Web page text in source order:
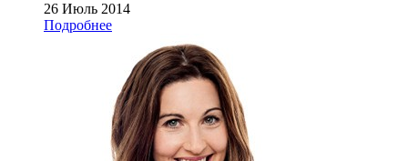
26 Июль 2014
Подробнее